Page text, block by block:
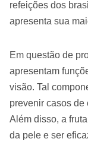
refeições dos
apresenta sua
Em questão de
apresentam
visão. Tal
prevenir casos de
Além disso, a
da pele e ser